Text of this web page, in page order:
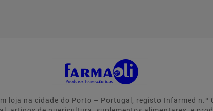
loja na cidade do Porto – Portugal, registo Infarmed n.º